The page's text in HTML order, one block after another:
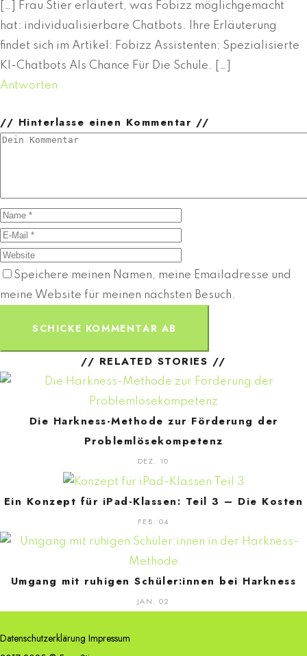
[…] Frau Stier erläutert, was Fobizz möglichgemacht
hat: individualisierbare Chatbots. Ihre Erläuterung
findet sich im Artikel: Fobizz Assistenten: Spezialisierte
KI-Chatbots Als Chance Für Die Schule. […]
Antworten
// Hinterlasse einen Kommentar //
Speichere meinen Namen, meine Emailadresse und
meine Website für meinen nächsten Besuch.
// RELATED STORIES //
Die Harkness-Methode zur Förderung der
Problemlösekompetenz
DEZ. 10
Ein Konzept für iPad-Klassen: Teil 3 – Die Kosten
FEB. 04
Umgang mit ruhigen Schüler:innen bei Harkness
JAN. 02
Datenschutzerklärung Impressum